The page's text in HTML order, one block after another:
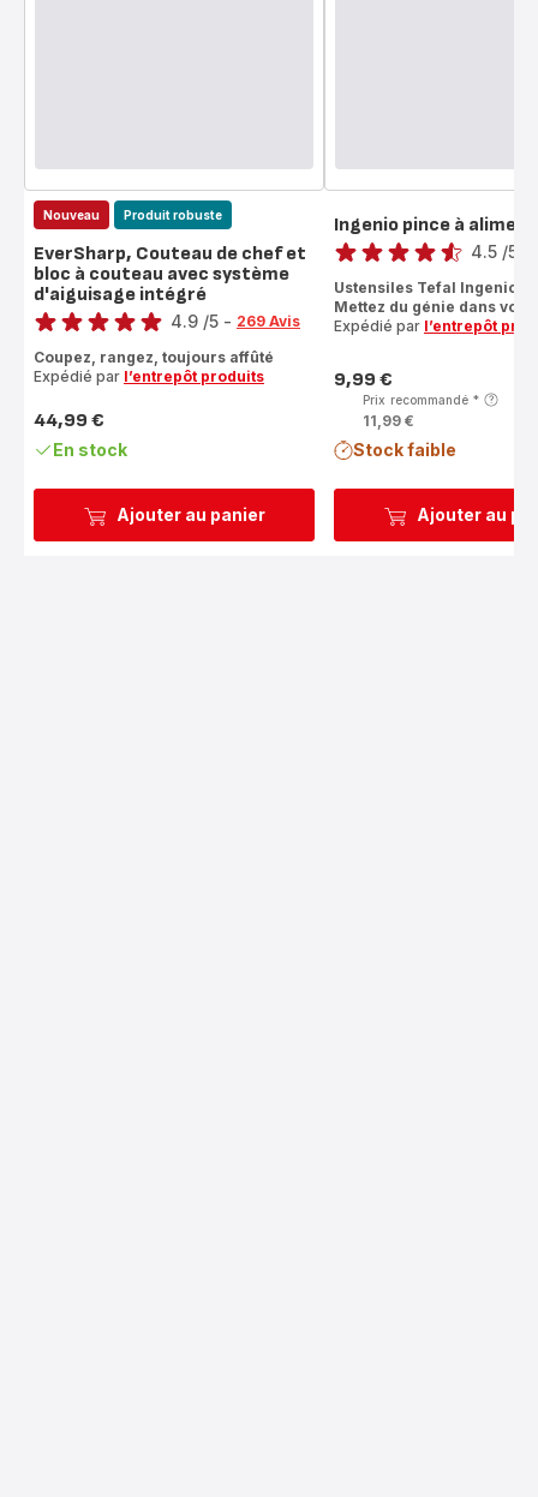
Ajouter au panier
Nouveau Produit robuste
EverSharp, Couteau de chef et
bloc à couteau avec système
d'aiguisage intégré
Note
4.9 /5 - 269 Avis
Coupez, rangez, toujours affûté
Expédié par l’entrepôt produits
Prix
44,99 €
En stock
Ajouter au
Ingenio pince à
Note
4.5 /5
Ustensiles Tefal Ingenio
Mettez du génie dans vos
Expédié par l’entrepôt
Prix
9,99 €
Prix recommandé *
11,99 €
Stock faible